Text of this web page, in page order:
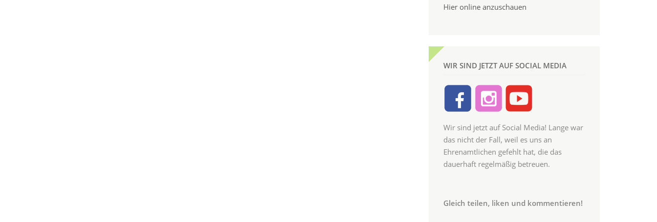
Hier online anzuschauen
WIR SIND JETZT AUF SOCIAL MEDIA
Wir sind jetzt auf Social Media! Lange war
das nicht der Fall, weil es uns an
Ehrenamtlichen gefehlt hat, die das
dauerhaft regelmäßig betreuen.
Gleich teilen, liken und kommentieren!